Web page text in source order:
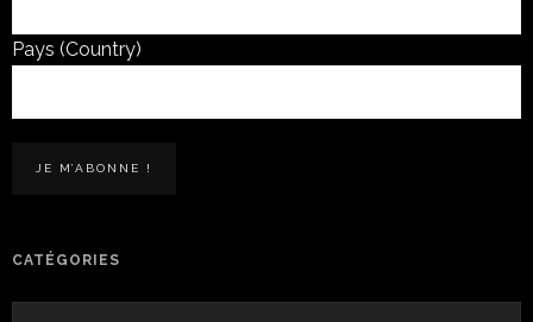
Pays (Country)
CATÉGORIES